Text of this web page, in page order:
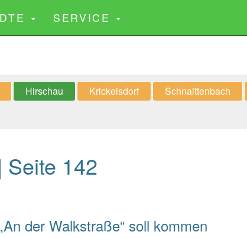
SERVICE
Hirschau Krickelsdorf Schnaittenbach
142
der Walkstraße“ soll kommen